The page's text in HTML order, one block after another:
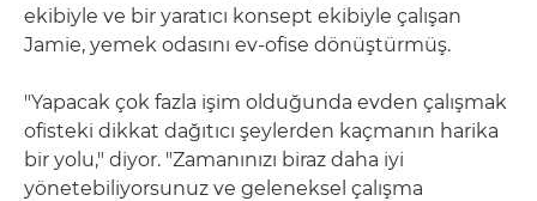
ekibiyle ve bir yaratıcı konsept ekibiyle çalışan
Jamie, yemek odasını ev-ofise dönüştürmüş.
"Yapacak çok fazla işim olduğunda evden çalışmak
ofisteki dikkat dağıtıcı şeylerden kaçmanın harika
bir yolu," diyor. "Zamanınızı biraz daha iyi
yönetebiliyorsunuz ve geleneksel çalışma